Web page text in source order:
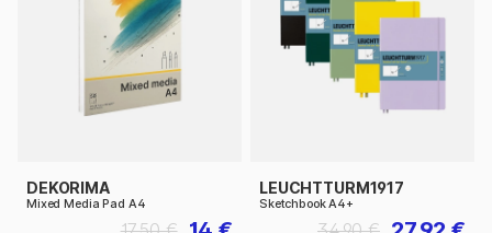
DEKORIMA
Mixed Media Pad A4
LEUCHTTURM1917
Sketchbook A4+